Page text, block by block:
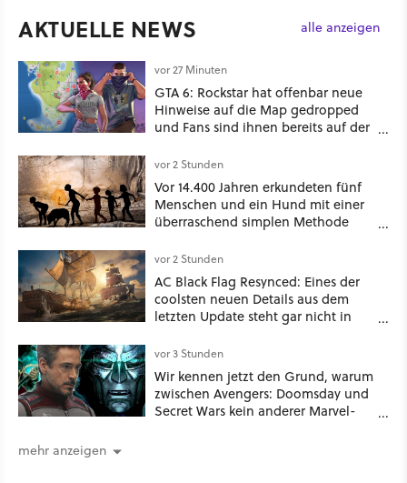
AKTUELLE NEWS alle anzeigen
vor 27 Minuten
GTA 6: Rockstar hat offenbar neue
Hinweise auf die Map gedropped
und Fans sind ihnen bereits auf der
vor 2 Stunden
Vor 14.400 Jahren erkundeten fünf
Menschen und ein Hund mit einer
überraschend simplen Methode
Spuren für die Ewigkeit
vor 2 Stunden
AC Black Flag Resynced: Eines der
coolsten neuen Details aus dem
letzten Update steht gar nicht in
vor 3 Stunden
Wir kennen jetzt den Grund, warum
zwischen Avengers: Doomsday und
Secret Wars kein anderer Marvel-
mehr anzeigen